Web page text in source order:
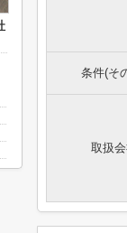
条件(そ
取扱